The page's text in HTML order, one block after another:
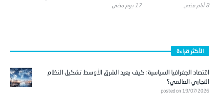
8 أيام ‎مضي 17 يوم ‎مضي
الأكثر قراءة
اقتصاد الجغرافيا السياسية: كيف يعيد الشرق الأوسط تشكيل النظام
التجاري العالمي؟
posted on 19/07/2026